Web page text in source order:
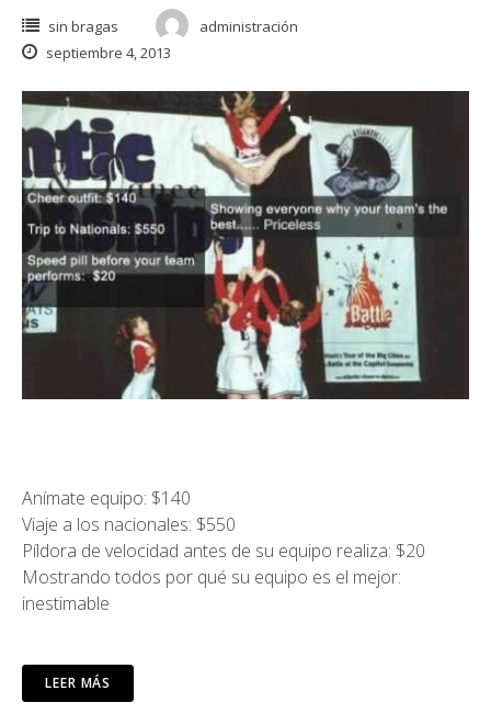
sin bragas
administración
septiembre 4, 2013
Anímate equipo: $140
Viaje a los nacionales: $550
Píldora de velocidad antes de su equipo realiza: $20
Mostrando todos por qué su equipo es el mejor:
inestimable
LEER MÁS